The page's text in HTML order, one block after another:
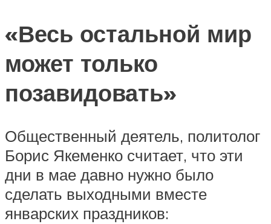
«Весь остальной мир
может только
позавидовать»
Общественный деятель, политолог
Борис Якеменко считает, что эти
дни в мае давно нужно было
сделать выходными вместе
январских праздников: